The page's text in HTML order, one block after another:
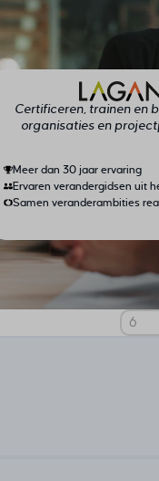
Certificeren, trainen en
organisaties en
Meer dan 30 jaar ervaring
Ervaren verandergidsen uit
Samen veranderambities